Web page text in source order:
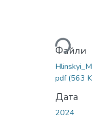
Вантажиться...
Файли
pdf(563
Дата
2024